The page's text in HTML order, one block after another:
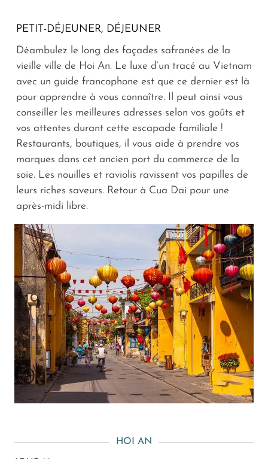
PETIT-DÉJEUNER, DÉJEUNER
Déambulez le long des façades safranées de la
vieille ville de Hoi An. Le luxe d’un tracé au Vietnam
avec un guide francophone est que ce dernier est là
pour apprendre à vous connaître. Il peut ainsi vous
conseiller les meilleures adresses selon vos goûts et
vos attentes durant cette escapade familiale !
Restaurants, boutiques, il vous aide à prendre vos
marques dans cet ancien port du commerce de la
soie. Les nouilles et raviolis ravissent vos papilles de
leurs riches saveurs. Retour à Cua Dai pour une
après-midi libre.
HOI AN